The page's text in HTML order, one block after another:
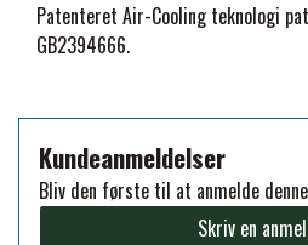
PREMIER EQUINE
Patenteret Air-Cooling teknologi
GB2394666.
Kundeanmeldelser
Bliv den første til at anmelde
Skriv en